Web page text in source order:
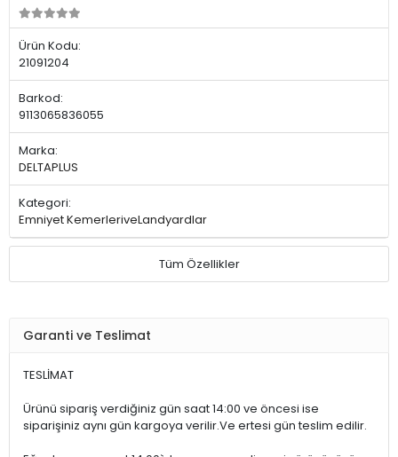
Ürün Kodu:
21091204
Barkod:
9113065836055
Marka:
DELTAPLUS
Kategori:
Emniyet KemerleriveLandyardlar
Tüm Özellikler
Garanti ve Teslimat
TESLİMAT
Ürünü sipariş verdiğiniz gün saat 14:00 ve öncesi ise
siparişiniz aynı gün kargoya verilir.Ve ertesi gün teslim edilir.